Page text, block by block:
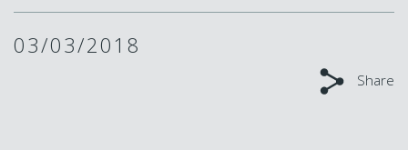
03/03/2018
Share